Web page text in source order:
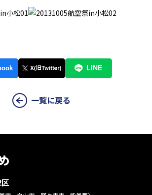
一覧に戻る